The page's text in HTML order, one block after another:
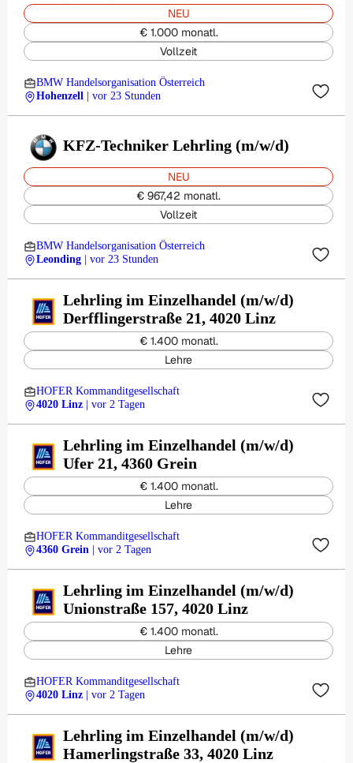
NEU
€ 1.000 monatl.
Vollzeit
BMW Handelsorganisation Österreich
Hohenzell
| vor 23 Stunden
KFZ-Techniker Lehrling (m/w/d)
NEU
€ 967,42 monatl.
Vollzeit
BMW Handelsorganisation Österreich
Leonding
| vor 23 Stunden
Lehrling im Einzelhandel (m/w/d)
Derfflingerstraße 21, 4020 Linz
€ 1.400 monatl.
Lehre
HOFER Kommanditgesellschaft
4020 Linz
| vor 2 Tagen
Lehrling im Einzelhandel (m/w/d)
Ufer 21, 4360 Grein
€ 1.400 monatl.
Lehre
HOFER Kommanditgesellschaft
4360 Grein
| vor 2 Tagen
Lehrling im Einzelhandel (m/w/d)
Unionstraße 157, 4020 Linz
€ 1.400 monatl.
Lehre
HOFER Kommanditgesellschaft
4020 Linz
| vor 2 Tagen
Lehrling im Einzelhandel (m/w/d)
Hamerlingstraße 33, 4020 Linz